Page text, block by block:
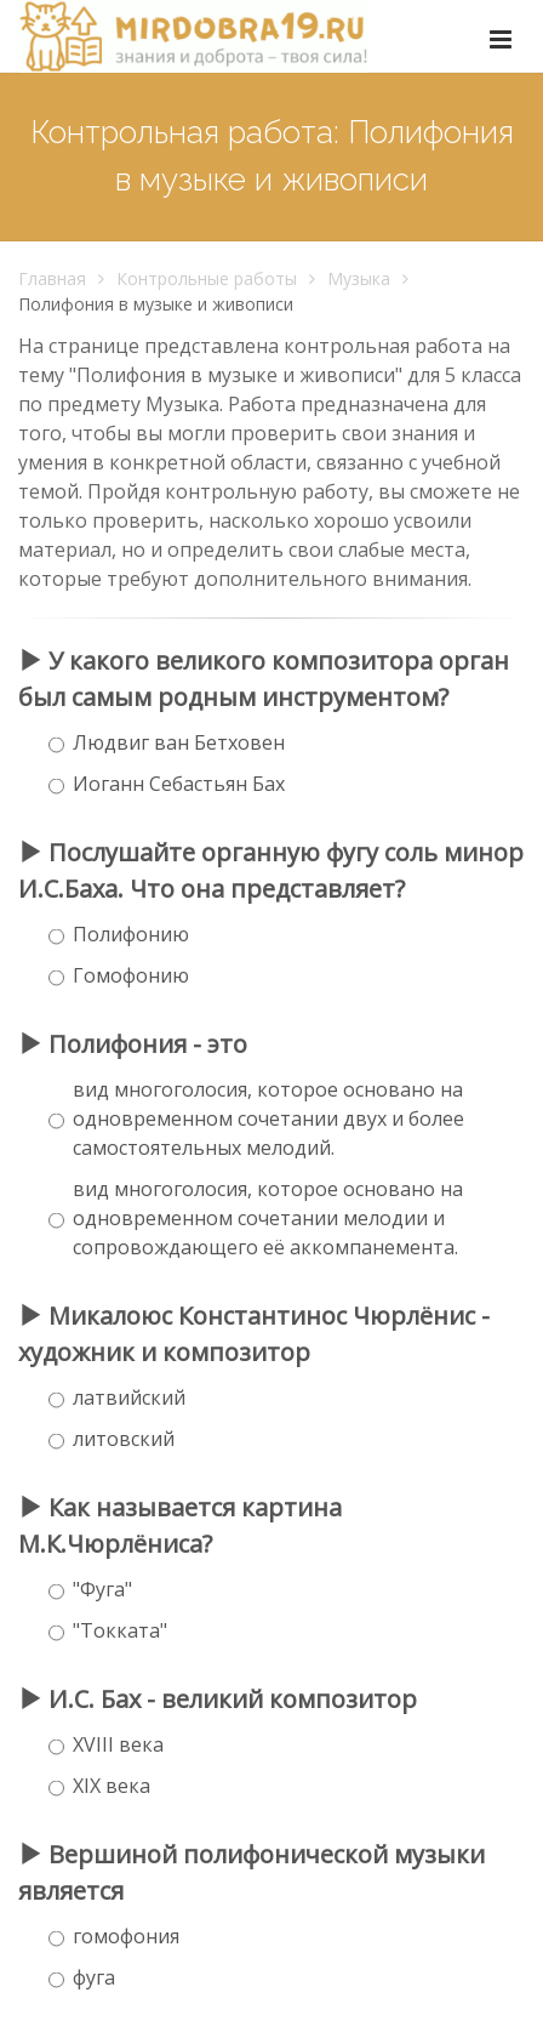
Контрольная работа: Полифония
в музыке и живописи
Главная Контрольные работы
Музыка
Полифония в музыке и живописи
На странице представлена контрольная работа на
тему "Полифония в музыке и живописи" для 5 класса
по предмету Музыка. Работа предназначена для
того, чтобы вы могли проверить свои знания и
умения в конкретной области, связанно с учебной
темой. Пройдя контрольную работу, вы сможете не
только проверить, насколько хорошо усвоили
материал, но и определить свои слабые места,
которые требуют дополнительного внимания.
У какого великого композитора орган
был самым родным инструментом?
Людвиг ван Бетховен
Иоганн Себастьян Бах
Послушайте органную фугу соль минор
И.С.Баха. Что она представляет?
Полифонию
Гомофонию
Полифония - это
вид многоголосия, которое основано на
одновременном сочетании двух и более
самостоятельных мелодий.
вид многоголосия, которое основано на
одновременном сочетании мелодии и
сопровождающего её аккомпанемента.
Микалоюс Константинос Чюрлёнис -
художник и композитор
латвийский
литовский
Как называется картина
М.К.Чюрлёниса?
"Фуга"
"Токката"
И.С. Бах - великий композитор
XVIII века
XIX века
Вершиной полифонической музыки
является
гомофония
фуга